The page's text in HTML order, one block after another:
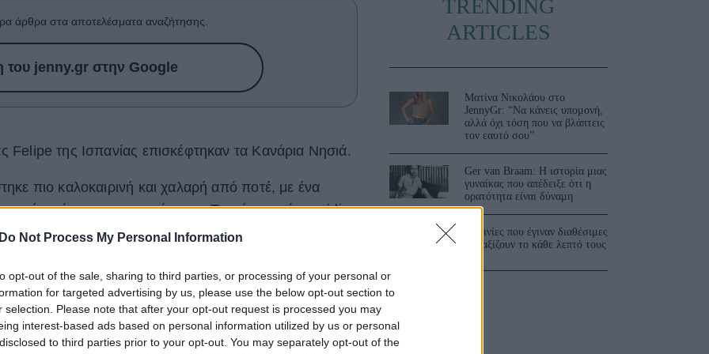
Do Not Process My Personal Information
opt-out of the sale, sharing to third parties, or processing of your personal or
for targeted advertising by us, please use the below opt-out section to
selection. Please note that after your opt-out request is processed you may
interest-based ads based on personal information utilized by us or personal
to third parties prior to your opt-out. You may separately opt-out of the
άρθρα στα αποτελέσματα αναζήτησης.
του jenny.gr στην Google
Felipe της Ισπανίας επισκέφτηκαν τα Κανάρια Νησιά.
πιο καλοκαιρινή και χαλαρή από ποτέ, με ένα
απόχρωση του πράσινου. Το φόρεμα είναι midi,
και διακριτικά εκρού polka dots.
TRENDING
ARTICLES
Ματίνα Νικολάου στο
JennyGr: “Να κάνεις υπομονή,
αλλά όχι τόση που να βλάπτεις
τον εαυτό σου”
Ger van Braam: Η ιστορία μιας
γυναίκας που απέδειξε ότι η
ορατότητα είναι δύναμη
3 ταινίες που έγιναν διαθέσιμες
και αξίζουν το κάθε λεπτό τους